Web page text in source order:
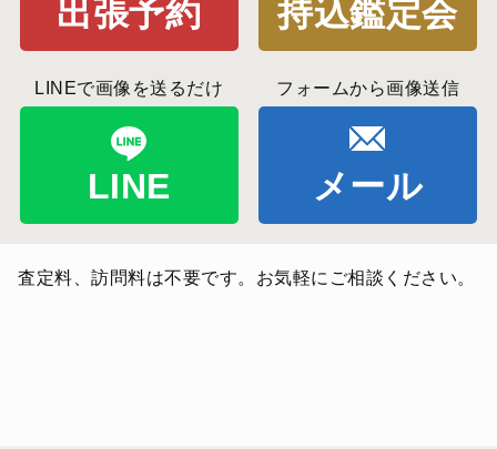
出張予約 持込鑑定会
LINEで画像を送るだけ
LINE
フォームから画像送信
メール
査定料、訪問料は不要です。お気軽にご相談ください。